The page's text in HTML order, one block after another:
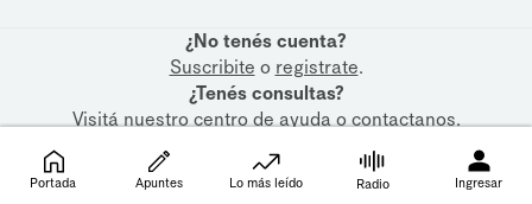
¿No tenés cuenta?
Suscribite o registrate.
¿Tenés consultas?
Visitá nuestrocentro de ayudaocontactanos.
Portada Apuntes Lo más leído Radio Ingresar